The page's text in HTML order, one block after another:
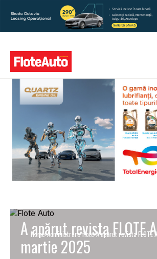
Home Administrare flote A apărut revista
A apărut revista FLOTE
martie 2025